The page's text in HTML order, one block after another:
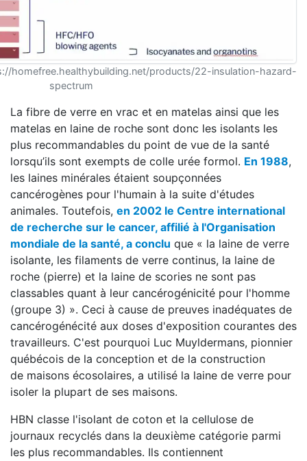
homefree.healthybuilding.net/products/22-insulation-hazard-
spectrum
La fibre de verre en vrac et en matelas ainsi que les
matelas en laine de roche sont donc les isolants les
plus recommandables du point de vue de la santé
lorsqu’ils sont exempts de colle urée formol. En 1988,
les laines minérales étaient soupçonnées
cancérogènes pour l'humain à la suite d'études
animales. Toutefois, en 2002 le Centre international
de recherche sur le cancer, affilié à l'Organisation
mondiale de la santé, a conclu que « la laine de verre
isolante, les filaments de verre continus, la laine de
roche (pierre) et la laine de scories ne sont pas
classables quant à leur cancérogénicité pour l'homme
(groupe 3) ». Ceci à cause de preuves inadéquates de
cancérogénécité aux doses d'exposition courantes des
travailleurs. C'est pourquoi Luc Muyldermans, pionnier
québécois de la conception et de la construction
de maisons écosolaires, a utilisé la laine de verre pour
isoler la plupart de ses maisons.
HBN classe l'isolant de coton et la cellulose de
journaux recyclés dans la deuxième catégorie parmi
les plus recommandables. Ils contiennent